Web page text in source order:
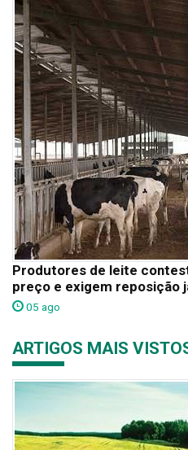
Produtores de leite
preço e exigem reposição
05 ago
ARTIGOS MAIS